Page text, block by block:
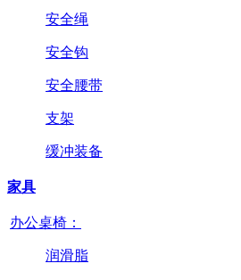
安全绳
安全钩
安全腰带
支架
缓冲装备
家具
办公桌椅：
润滑脂